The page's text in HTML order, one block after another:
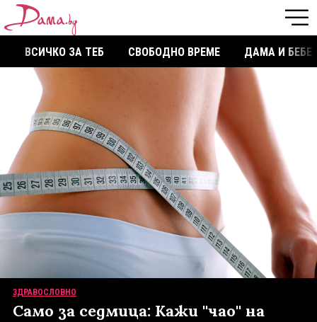
ВСИЧКО ЗА ТЕБ СВОБОДНО ВРЕМЕ ДАМА И БЕБЕ
ЗДРАВОСЛОВНО
Само за седмица: Кажи ''чао'' на